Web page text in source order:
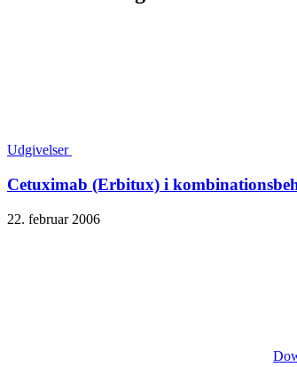
Udgivelser
Cetuximab (Erbitux) i
22. februar 2006